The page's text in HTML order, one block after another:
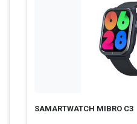
SAMARTWATCH MIBRO C3